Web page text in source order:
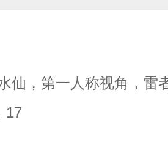
仙，第一人称视角，
17